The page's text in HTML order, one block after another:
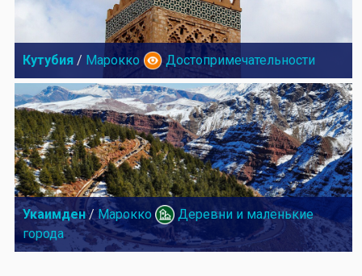
Кутубия / Марокко Достопримечательности
Укаимден/ Марокко
Деревни и маленькие
города